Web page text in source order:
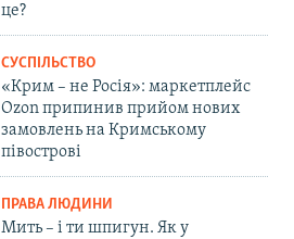
це?
СУСПІЛЬСТВО
«Крим – не Росія»: маркетплейс
Ozon припинив прийом нових
замовлень на Кримському
півострові
ПРАВА ЛЮДИНИ
Мить – і ти шпигун. Як у